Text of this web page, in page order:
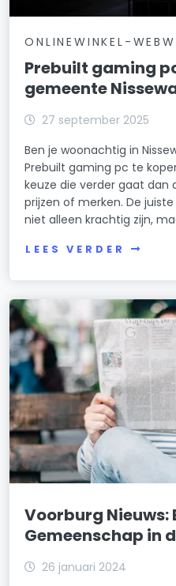
ONLINEWINKEL-
Prebuilt gaming
gemeente
27 september 2025
Ben je woonachtig in
Prebuilt gaming pc te
keuze die verder gaat dan
prijzen of merken. De
niet alleen krachtig zijn,
LEES VERDER
Voorburg Nieuws:
Gemeenschap in
26 januari 2024